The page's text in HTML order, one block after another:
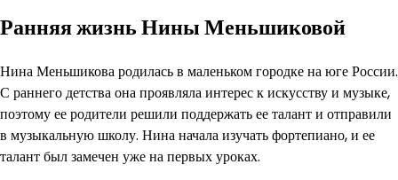
Ранняя жизнь Нины Меньшиковой
Нина Меньшикова родилась в маленьком городке на юге России.
С раннего детства она проявляла интерес к искусству и музыке,
поэтому ее родители решили поддержать ее талант и отправили
в музыкальную школу. Нина начала изучать фортепиано, и ее
талант был замечен уже на первых уроках.